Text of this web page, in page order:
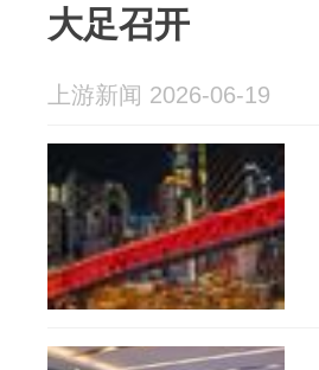
大足召开
上游新闻 2026-06-19